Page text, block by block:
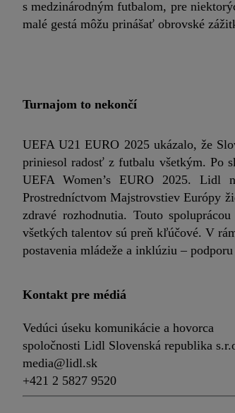
s medzinárodným futbalom, pre
malé gestá môžu prinášať obrovské
Turnajom to nekončí
UEFA U21 EURO 2025 ukázalo, že
priniesol radosť z futbalu všetkým. Po
UEFA Women’s EURO 2025. Lidl
Prostredníctvom Majstrovstiev Európy
zdravé rozhodnutia. Touto
všetkých talentov sú preň kľúčové. V
postavenia mládeže a inklúziu –
Kontakt pre médiá
Vedúci úseku komunikácie a hovorca
spoločnosti Lidl Slovenská republika
media@lidl.sk
+421 2 5827 9520